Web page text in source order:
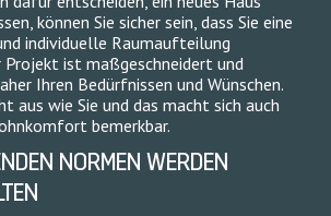
können Sie sicher sein, dass Sie eine
individuelle Raumaufteilung
Projekt ist maßgeschneidert und
Ihren Bedürfnissen und Wünschen.
aus wie Sie und das macht sich auch
bemerkbar.
NORMEN WERDEN